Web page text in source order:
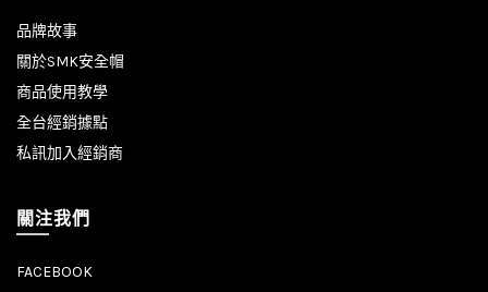
品牌故事
關於SMK安全帽
商品使用教學
全台經銷據點
私訊加入經銷商
關注我們
FACEBOOK